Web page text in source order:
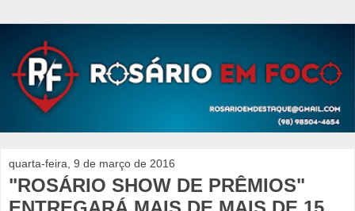
quarta-feira, 9 de março de 2016
"ROSÁRIO SHOW DE PRÊMIOS"